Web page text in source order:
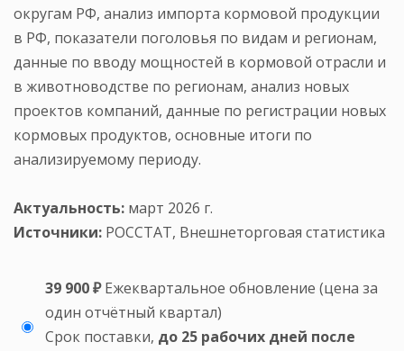
округам РФ, анализ импорта кормовой продукции
в РФ, показатели поголовья по видам и регионам,
данные по вводу мощностей в кормовой отрасли и
в животноводстве по регионам, анализ новых
проектов компаний, данные по регистрации новых
кормовых продуктов, основные итоги по
анализируемому периоду.
Актуальность: март 2026 г.
Источники: РОССТАТ, Внешнеторговая статистика
39 900 ₽ Ежеквартальное обновление (цена за
один отчётный квартал)
Срок поставки, до 25 рабочих дней после